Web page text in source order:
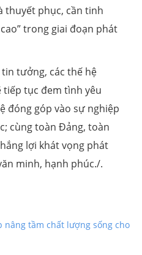
thuyết phục, cần tinh
trong giai đoạn phát
tưởng, các thế hệ
tiếp tục đem tình yêu
đóng góp vào sự nghiệp
cùng toàn Đảng, toàn
lợi khát vọng phát
minh, hạnh phúc./.
nâng tầm chất lượng sống cho